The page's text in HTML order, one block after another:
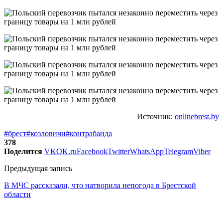
Источник: onlinebrest.by
#брест#козловичи#контрабанда
378
Поделится VKOK.ruFacebookTwitterWhatsAppTelegramViber
Предыдущая запись
В МЧС рассказали, что натворила непогода в Брестской
области